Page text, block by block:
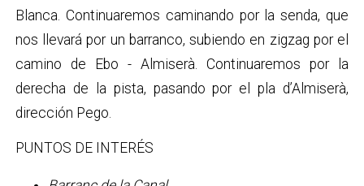
Blanca. Continuaremos caminando por la senda, que
nos llevará por un barranco, subiendo en zigzag por el
camino de Ebo - Almiserà. Continuaremos por la
derecha de la pista, pasando por el pla d’Almiserà,
dirección Pego.
PUNTOS DE INTERÉS